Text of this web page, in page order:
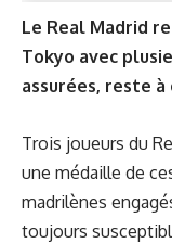
Le Real Madrid
Tokyo avec
assurées, reste
Trois joueurs du
une médaille de
madrilènes
toujours